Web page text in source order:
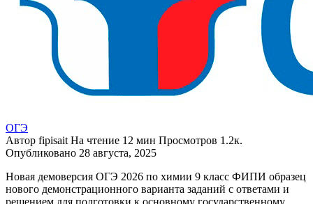
ОГЭ
Автор fipisait На чтение 12 мин Просмотров 1.2к.
Опубликовано 28 августа, 2025
Новая демоверсия ОГЭ 2026 по химии 9 класс ФИПИ образец
нового демонстрационного варианта заданий с ответами и
решением для подготовки к основному государственному